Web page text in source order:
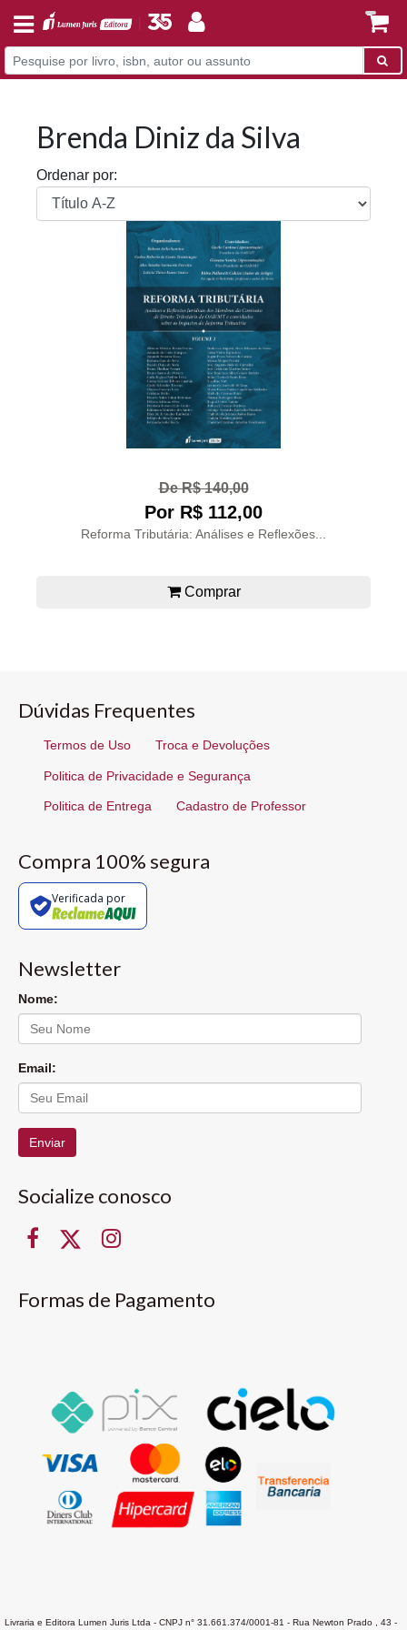
Brenda Diniz da Silva
Ordenar por:
De R$ 140,00
Por R$ 112,00
Reforma Tributária: Análises e Reflexões...
Comprar
Dúvidas Frequentes
Termos de Uso Troca e Devoluções
Politica de Privacidade e Segurança
Politica de Entrega Cadastro de Professor
Compra 100% segura
Verificada por
Newsletter
Nome:
Email:
Enviar
Socialize conosco
Formas de Pagamento
Livraria e Editora Lumen Juris Ltda - CNPJ n° 31.661.374/0001-81 - Rua Newton Prado , 43 -